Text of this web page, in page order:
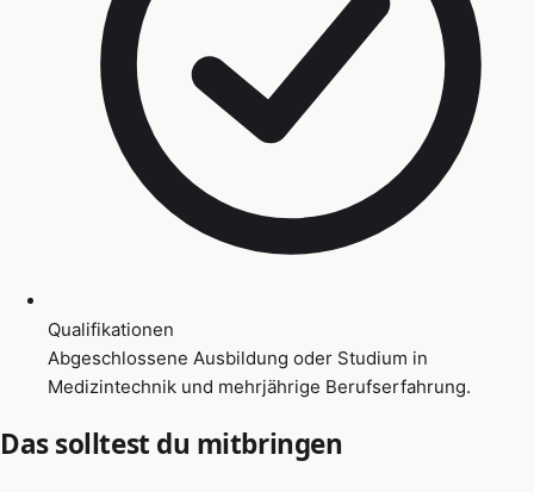
Qualifikationen
Abgeschlossene Ausbildung oder Studium in
Medizintechnik und mehrjährige Berufserfahrung.
Das solltest du mitbringen